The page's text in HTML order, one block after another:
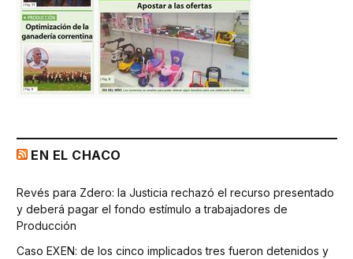
EN EL CHACO
Revés para Zdero: la Justicia rechazó el recurso presentado
y deberá pagar el fondo estímulo a trabajadores de
Producción
Caso EXEN: de los cinco implicados tres fueron detenidos y